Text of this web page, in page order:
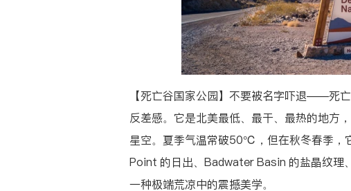
【死亡谷国家公园】 不要被名字吓退——死亡
反差感。它是北美最低、最干、最热的地方
星空。夏季气温常破50℃，但在秋冬春季，
Point 的日出、Badwater Basin 的盐晶纹理
一种极端荒凉中的震撼美学。